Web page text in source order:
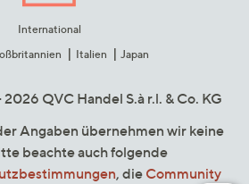
International
Italien Japan
QVC Handel S.à r.l. & Co. KG
Angaben übernehmen wir keine
beachte auch folgende
, die Community